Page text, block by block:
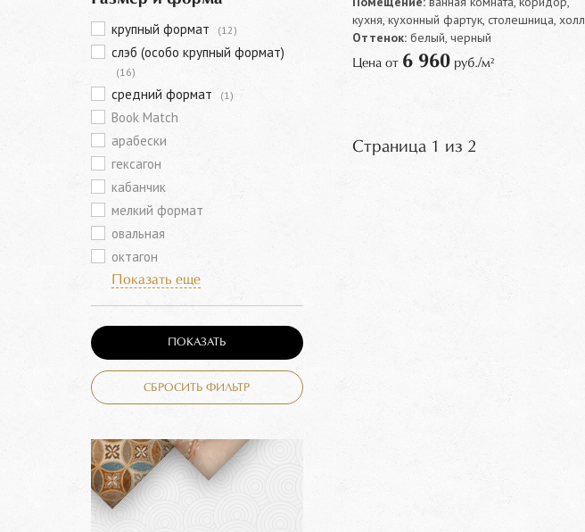
крупный формат (12)
слэб (особо крупный формат)
(16)
средний формат (1)
Book Match
арабески
гексагон
кабанчик
мелкий формат
овальная
октагон
Показать еще
ПОКАЗАТЬ
СБРОСИТЬ ФИЛЬТР
кухня, кухонный фартук, столешница, холл
Оттенок:белый, черный
Цена от 6 960руб./м²
Страница 1 из 2